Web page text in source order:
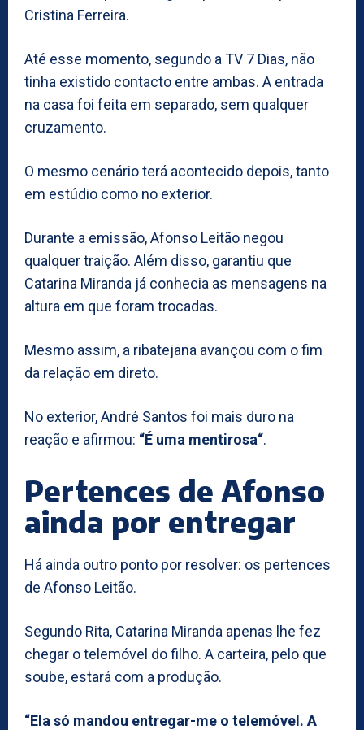
Cristina Ferreira.
Até esse momento, segundo a TV 7 Dias, não
tinha existido contacto entre ambas. A entrada
na casa foi feita em separado, sem qualquer
cruzamento.
O mesmo cenário terá acontecido depois, tanto
em estúdio como no exterior.
Durante a emissão, Afonso Leitão negou
qualquer traição. Além disso, garantiu que
Catarina Miranda já conhecia as mensagens na
altura em que foram trocadas.
Mesmo assim, a ribatejana avançou com o fim
da relação em direto.
No exterior, André Santos foi mais duro na
reação e afirmou: “É uma mentirosa“.
Pertences de Afonso
ainda por entregar
Há ainda outro ponto por resolver: os pertences
de Afonso Leitão.
Segundo Rita, Catarina Miranda apenas lhe fez
chegar o telemóvel do filho. A carteira, pelo que
soube, estará com a produção.
“Ela só mandou entregar-me o telemóvel. A